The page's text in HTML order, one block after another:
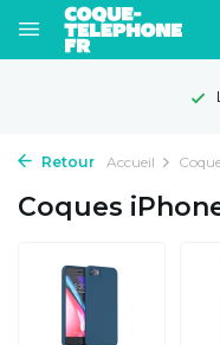
Délai
Retour Accueil
Coques